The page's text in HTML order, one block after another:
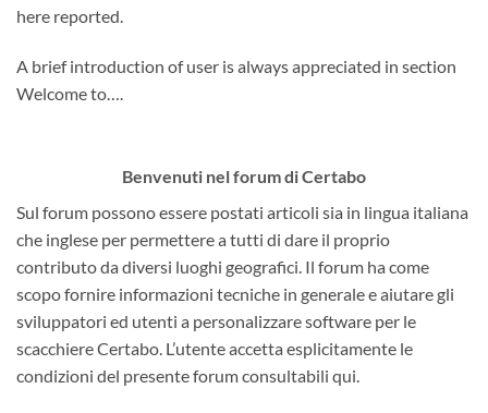
here reported.
A brief introduction of user is always appreciated in section
Welcome to….
Benvenuti nel forum di Certabo
Sul forum possono essere postati articoli sia in lingua italiana
che inglese per permettere a tutti di dare il proprio
contributo da diversi luoghi geografici. Il forum ha come
scopo fornire informazioni tecniche in generale e aiutare gli
sviluppatori ed utenti a personalizzare software per le
scacchiere Certabo. L’utente accetta esplicitamente le
condizioni del presente forum consultabili qui.